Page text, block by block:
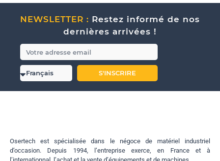
NEWSLETTER : Restez informé de nos
dernières arrivées !
S'INSCRIRE
Osertech est spécialisée dans le négoce de matériel industriel
d’occasion. Depuis 1994, l’entreprise exerce, en France et à